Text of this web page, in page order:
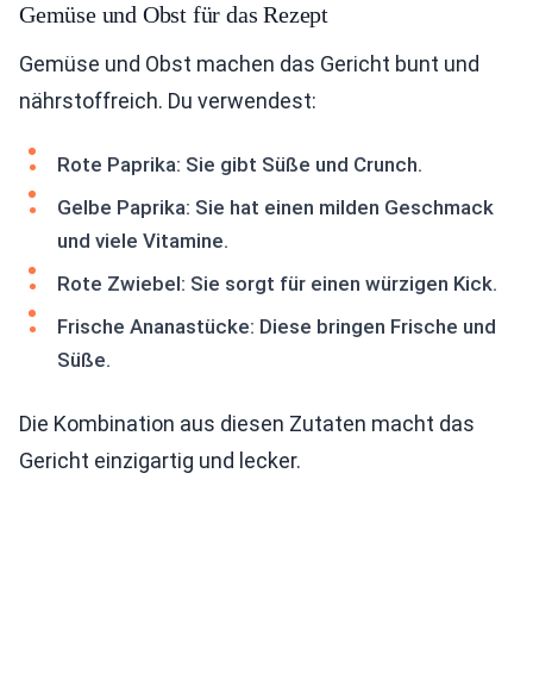
Gemüse und Obst für das Rezept
Gemüse und Obst machen das Gericht bunt und
nährstoffreich. Du verwendest:
Rote Paprika: Sie gibt Süße und Crunch.
Gelbe Paprika: Sie hat einen milden Geschmack
und viele Vitamine.
Rote Zwiebel: Sie sorgt für einen würzigen Kick.
Frische Ananastücke: Diese bringen Frische und
Süße.
Die Kombination aus diesen Zutaten macht das
Gericht einzigartig und lecker.